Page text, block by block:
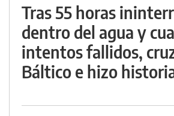
Tras 55 horas
dentro del agua y
intentos fallidos,
Báltico e hizo